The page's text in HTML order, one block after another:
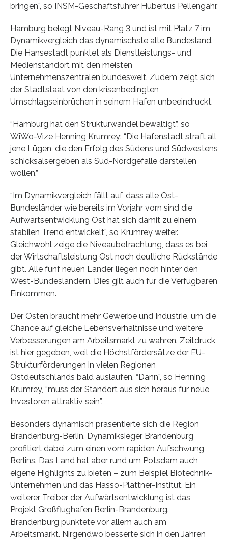
bringen”, so INSM-Geschäftsführer Hubertus Pellengahr.
Hamburg belegt Niveau-Rang 3 und ist mit Platz 7 im
Dynamikvergleich das dynamischste alte Bundesland.
Die Hansestadt punktet als Dienstleistungs- und
Medienstandort mit den meisten
Unternehmenszentralen bundesweit. Zudem zeigt sich
der Stadtstaat von den krisenbedingten
Umschlagseinbrüchen in seinem Hafen unbeeindruckt.
“Hamburg hat den Strukturwandel bewältigt”, so
WiWo-Vize Henning Krumrey: “Die Hafenstadt straft all
jene Lügen, die den Erfolg des Südens und Südwestens
schicksalsergeben als Süd-Nordgefälle darstellen
wollen.”
“Im Dynamikvergleich fällt auf, dass alle Ost-
Bundesländer wie bereits im Vorjahr vorn sind die
Aufwärtsentwicklung Ost hat sich damit zu einem
stabilen Trend entwickelt”, so Krumrey weiter.
Gleichwohl zeige die Niveaubetrachtung, dass es bei
der Wirtschaftsleistung Ost noch deutliche Rückstände
gibt. Alle fünf neuen Länder liegen noch hinter den
West-Bundesländern. Dies gilt auch für die Verfügbaren
Einkommen.
Der Osten braucht mehr Gewerbe und Industrie, um die
Chance auf gleiche Lebensverhältnisse und weitere
Verbesserungen am Arbeitsmarkt zu wahren. Zeitdruck
ist hier gegeben, weil die Höchstfördersätze der EU-
Strukturförderungen in vielen Regionen
Ostdeutschlands bald auslaufen. “Dann”, so Henning
Krumrey, “muss der Standort aus sich heraus für neue
Investoren attraktiv sein”.
Besonders dynamisch präsentierte sich die Region
Brandenburg-Berlin. Dynamiksieger Brandenburg
profitiert dabei zum einen vom rapiden Aufschwung
Berlins. Das Land hat aber rund um Potsdam auch
eigene Highlights zu bieten – zum Beispiel Biotechnik-
Unternehmen und das Hasso-Plattner-Institut. Ein
weiterer Treiber der Aufwärtsentwicklung ist das
Projekt Großflughafen Berlin-Brandenburg.
Brandenburg punktete vor allem auch am
Arbeitsmarkt. Nirgendwo besserte sich in den Jahren